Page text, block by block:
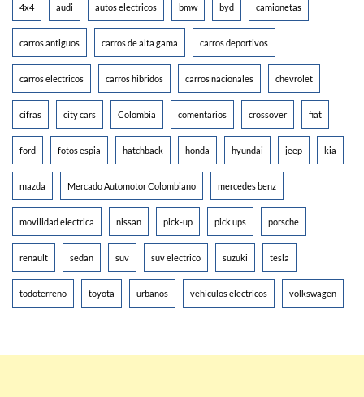
4x4 audi autos electricos bmw byd camionetas
carros antiguos carros de alta gama carros deportivos
carros electricos carros hibridos carros nacionales chevrolet
cifras city cars Colombia comentarios crossover fiat
ford fotos espia hatchback honda hyundai jeep kia
mazda Mercado Automotor Colombiano mercedes benz
movilidad electrica nissan pick-up pick ups porsche
renault sedan suv suv electrico suzuki tesla
todoterreno toyota urbanos vehiculos electricos volkswagen